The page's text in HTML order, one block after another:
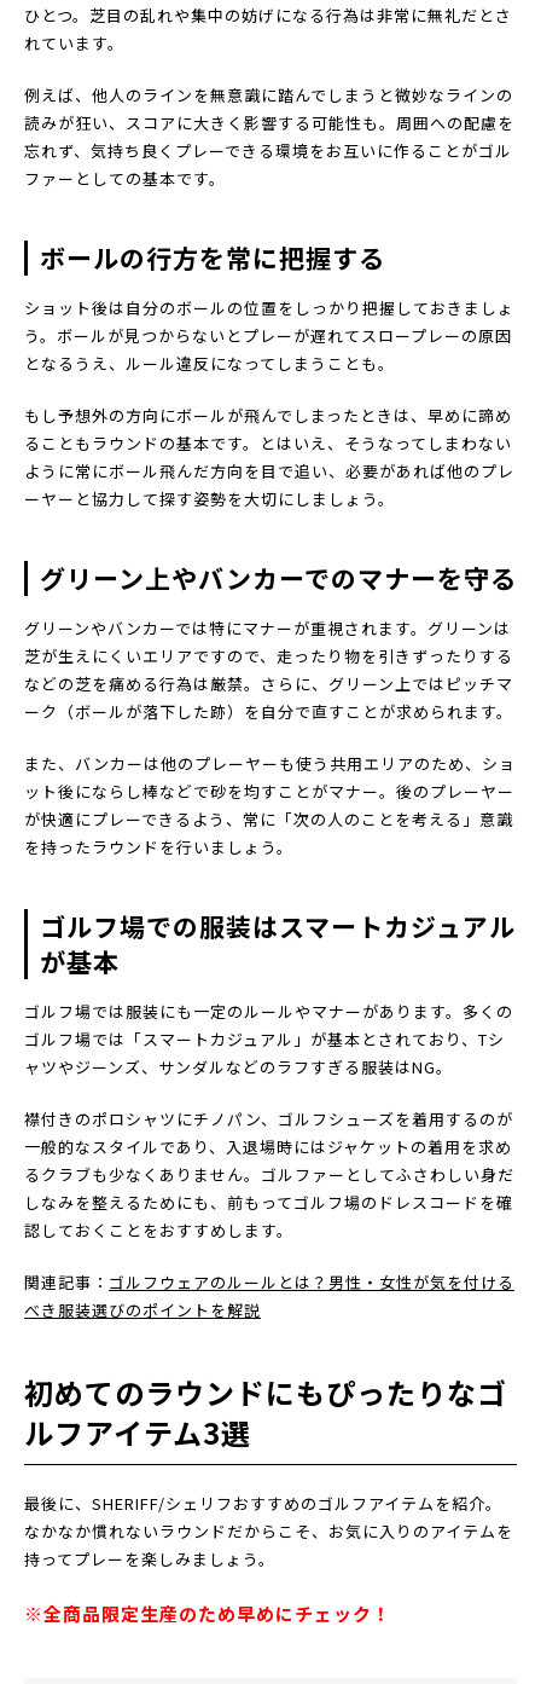
ひとつ。芝目の乱れや集中の妨げになる行為は非常に無礼だとさ
れています。
例えば、他人のラインを無意識に踏んでしまうと微妙なラインの
読みが狂い、スコアに大きく影響する可能性も。周囲への配慮を
忘れず、気持ち良くプレーできる環境をお互いに作ることがゴル
ファーとしての基本です。
ボールの行方を常に把握する
ショット後は自分のボールの位置をしっかり把握しておきましょ
う。ボールが見つからないとプレーが遅れてスロープレーの原因
となるうえ、ルール違反になってしまうことも。
もし予想外の方向にボールが飛んでしまったときは、早めに諦め
ることもラウンドの基本です。とはいえ、そうなってしまわない
ように常にボール飛んだ方向を目で追い、必要があれば他のプレ
ーヤーと協力して探す姿勢を大切にしましょう。
グリーン上やバンカーでのマナーを守る
グリーンやバンカーでは特にマナーが重視されます。グリーンは
芝が生えにくいエリアですので、走ったり物を引きずったりする
などの芝を痛める行為は厳禁。さらに、グリーン上ではピッチマ
ーク（ボールが落下した跡）を自分で直すことが求められます。
また、バンカーは他のプレーヤーも使う共用エリアのため、ショ
ット後にならし棒などで砂を均すことがマナー。後のプレーヤー
が快適にプレーできるよう、常に「次の人のことを考える」意識
を持ったラウンドを行いましょう。
ゴルフ場での服装はスマートカジュアル
が基本
ゴルフ場では服装にも一定のルールやマナーがあります。多くの
ゴルフ場では「スマートカジュアル」が基本とされており、Tシ
ャツやジーンズ、サンダルなどのラフすぎる服装はNG。
襟付きのポロシャツにチノパン、ゴルフシューズを着用するのが
一般的なスタイルであり、入退場時にはジャケットの着用を求め
るクラブも少なくありません。ゴルファーとしてふさわしい身だ
しなみを整えるためにも、前もってゴルフ場のドレスコードを確
認しておくことをおすすめします。
関連記事： ゴルフウェアのルールとは？男性・女性が気を付ける
べき服装選びのポイントを解説
初めてのラウンドにもぴったりなゴ
ルフアイテム3選
最後に、SHERIFF/シェリフおすすめのゴルフアイテムを紹介。
なかなか慣れないラウンドだからこそ、お気に入りのアイテムを
持ってプレーを楽しみましょう。
※全商品限定生産のため早めにチェック！